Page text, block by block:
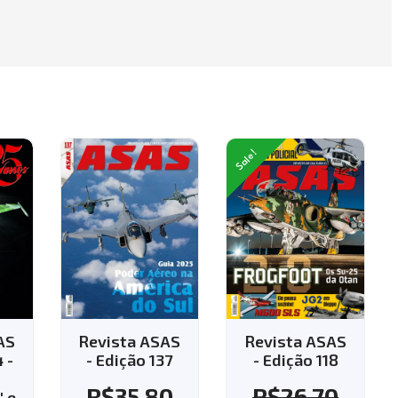
Sale!
Revista ASAS
- Edição 118
Revista ASAS
- Edição 143 -